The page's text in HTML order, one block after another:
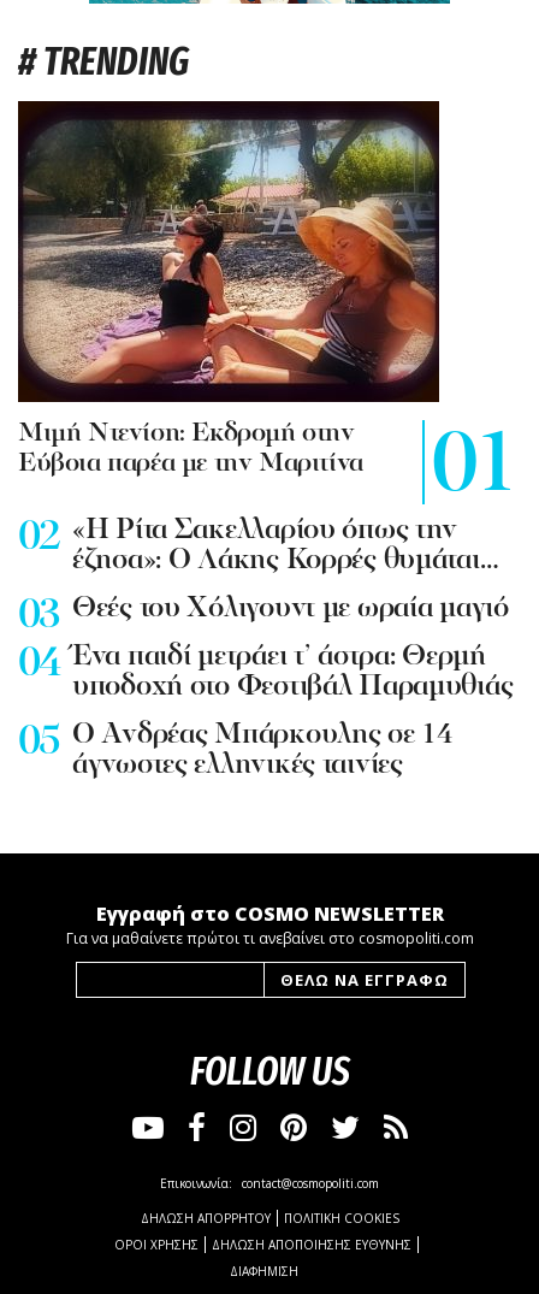
# TRENDING
Mιμή Ντενίση: Εκδρομή στην
Εύβοια παρέα με την Μαριτίνα
«Η Ρίτα Σακελλαρίου όπως την
έζησα»: Ο Λάκης Κορρές θυμάται…
Θεές του Χόλιγουντ με ωραία μαγιό
Ένα παιδί μετράει τ’ άστρα: Θερμή
υποδοχή στο Φεστιβάλ Παραμυθιάς
Ο Ανδρέας Μπάρκουλης σε 14
άγνωστες ελληνικές ταινίες
Εγγραφή στο COSMO NEWSLETTER
Για να μαθαίνετε πρώτοι τι ανεβαίνει στο cosmopoliti.com
FOLLOW US
Επικοινωνία: contact@cosmopoliti.com
ΔΗΛΩΣΗ ΑΠΟΡΡΗΤΟΥ
ΠΟΛΙΤΙΚΗ COOKIES
ΟΡΟΙ ΧΡΗΣΗΣ
ΔΗΛΩΣΗ ΑΠΟΠΟΙΗΣΗΣ ΕΥΘΥΝΗΣ
ΔΙΑΦΗΜΙΣΗ